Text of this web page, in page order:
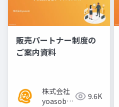
販売パートナー制度の
ご案内資料
株式会社
yoasobi
9.6K